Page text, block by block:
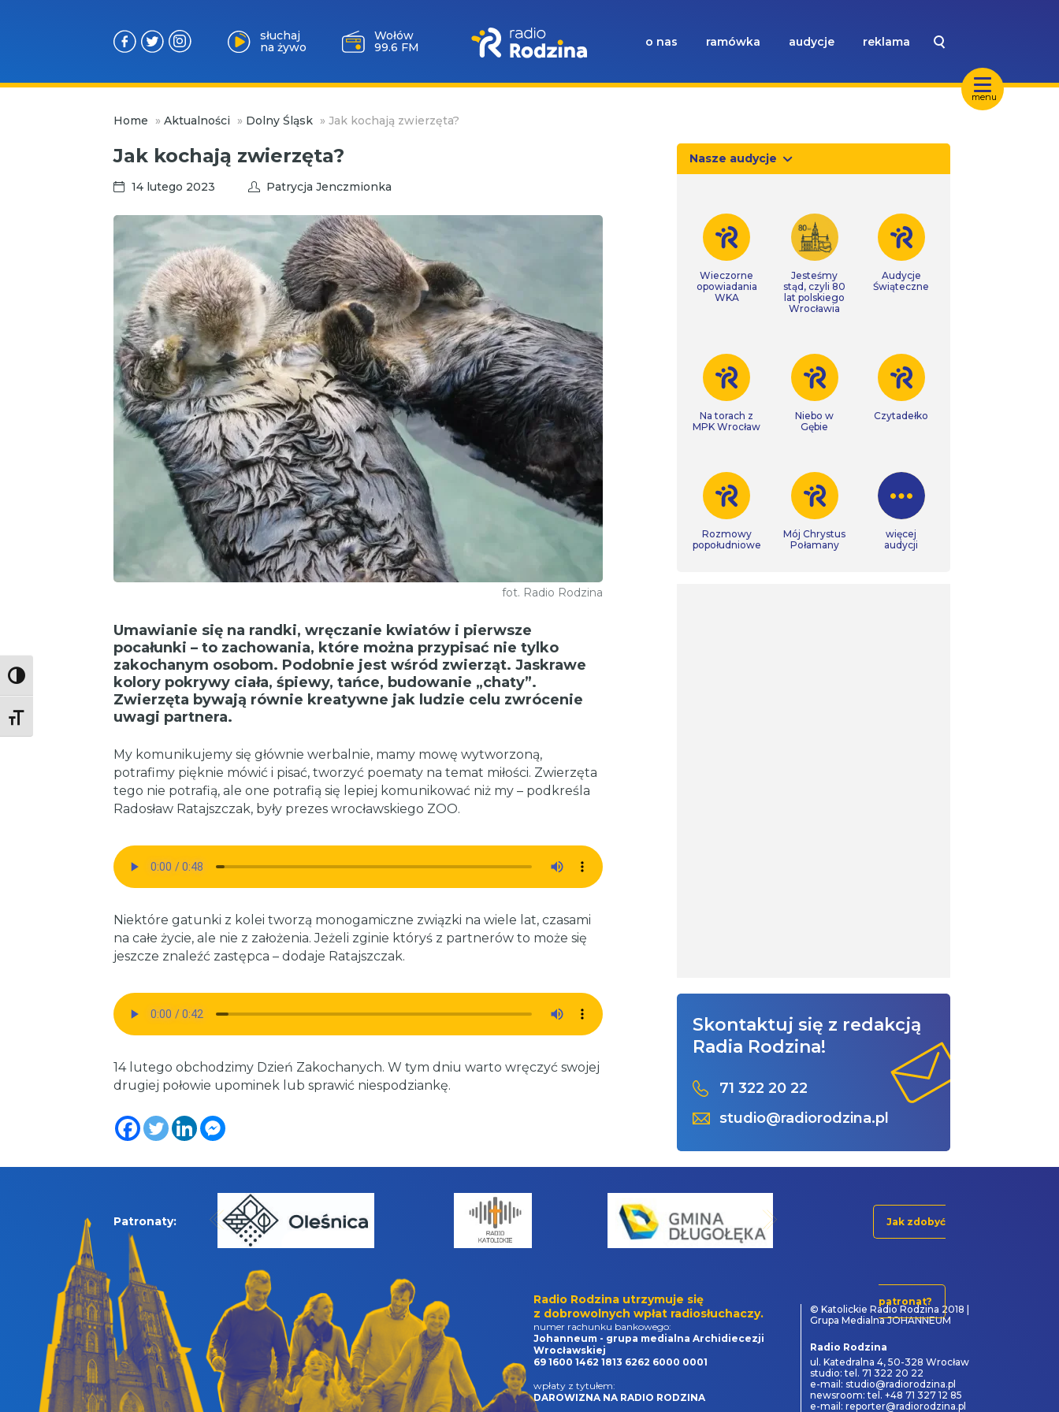
Toggle High Contrast
Toggle Font size
menu
słuchaj
na żywo
Wołów
99.6 FM
o nas ramówka audycje reklama
Home » Aktualności » Dolny Śląsk » Jak kochają zwierzęta?
Jak kochają zwierzęta?
14 lutego 2023 Patrycja Jenczmionka
fot. Radio Rodzina
Umawianie się na randki, wręczanie kwiatów i pierwsze
pocałunki – to zachowania, które można przypisać nie tylko
zakochanym osobom. Podobnie jest wśród zwierząt. Jaskrawe
kolory pokrywy ciała, śpiewy, tańce, budowanie „chaty”.
Zwierzęta bywają równie kreatywne jak ludzie celu zwrócenie
uwagi partnera.
My komunikujemy się głównie werbalnie, mamy mowę wytworzoną,
potrafimy pięknie mówić i pisać, tworzyć poematy na temat miłości. Zwierzęta
tego nie potrafią, ale one potrafią się lepiej komunikować niż my – podkreśla
Radosław Ratajszczak, były prezes wrocławskiego ZOO.
Niektóre gatunki z kolei tworzą monogamiczne związki na wiele lat, czasami
na całe życie, ale nie z założenia. Jeżeli zginie któryś z partnerów to może się
jeszcze znaleźć zastępca – dodaje Ratajszczak.
14 lutego obchodzimy Dzień Zakochanych. W tym dniu warto wręczyć swojej
drugiej połowie upominek lub sprawić niespodziankę.
Nasze audycje
Wieczorne
opowiadania
WKA
Jesteśmy
stąd, czyli 80
lat polskiego
Wrocławia
Audycje
Świąteczne
Na torach z
MPK Wrocław
Niebo w
Gębie
Czytadełko
Rozmowy
popołudniowe
Mój Chrystus
Połamany
więcej
audycji
Skontaktuj się z redakcją
Radia Rodzina!
71 322 20 22
studio@radiorodzina.pl
Patronaty: Jak zdobyć
patronat?
Radio Rodzina utrzymuje się
z dobrowolnych wpłat radiosłuchaczy.
numer rachunku bankowego:
Johanneum - grupa medialna Archidiecezji
Wrocławskiej
69 1600 1462 1813 6262 6000 0001
wpłaty z tytułem:
DAROWIZNA NA RADIO RODZINA
© Katolickie Radio Rodzina 2018 |
Grupa Medialna JOHANNEUM
Radio Rodzina
ul. Katedralna 4, 50-328 Wrocław
studio: tel. 71 322 20 22
e-mail: studio@radiorodzina.pl
newsroom: tel. +48 71 327 12 85
e-mail: reporter@radiorodzina.pl